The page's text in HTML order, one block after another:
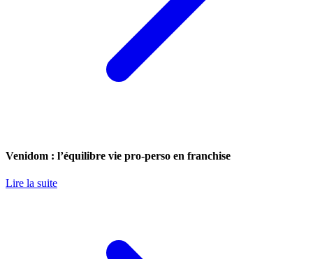
Venidom : l’équilibre vie pro-perso en franchise
Lire la suite